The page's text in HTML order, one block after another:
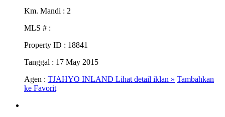
Km. Mandi : 2
MLS # :
Property ID : 18841
Tanggal : 17 May 2015
Agen : TJAHYO INLAND Lihat detail iklan » Tambahkan
ke Favorit